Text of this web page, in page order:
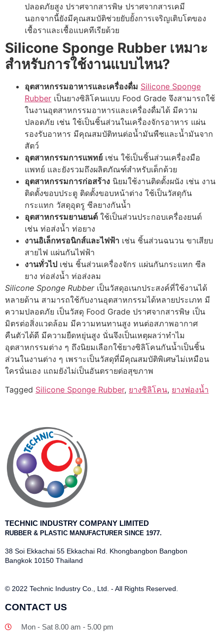
ปลอดภัยสูง ปราศจากสารพิษ ปราศจากสารเคมี
นอกจากนี้ยังมีคุณสมบัติช่วยยับยั้งการเจริญเติบโตของ
เชื้อราและเชื้อแบคทีเรียด้วย
Silicone Sponge Rubber เหมาะ
สำหรับการใช้งานแบบไหน?
อุตสาหกรรมอาหารและเครื่องดื่ม Silicone Sponge
Rubber เป็นยางซิลิโคนแบบ Food Grade จึงสามารถใช้
ในงานอุตสาหกรรมอาหารและเครื่องดื่มได้ มีความ
ปลอดภัย เช่น ใช้เป็นชิ้นส่วนในเครื่องจักรอาหาร แผ่น
รองรับอาหาร มีคุณสมบัติทนต่อน้ำมันพืชและน้ำมันจาก
สัตว์
อุตสาหกรรมการแพทย์ เช่น ใช้เป็นชิ้นส่วนเครื่องมือ
แพทย์ และยังรวมถึงผลิตภัณฑ์สำหรับเด็กด้วย
อุตสาหกรรมการก่อสร้าง นิยมใช้งานติดตั้งผนัง เช่น งาน
ติดตั้งขอบประตู ติดตั้งขอบหน้าต่าง ใช้เป็นวัสดุกัน
กระแทก วัสดุอุดรู ซีลยางกันน้ำ
อุตสาหกรรมยานยนต์ ใช้เป็นส่วนประกอบเครื่องยนต์
เช่น ท่อส่งน้ำ ท่อยาง
งานอิเล็กทรอนิกส์และไฟฟ้า เช่น ชิ้นส่วนฉนวน ขาเสียบ
สายไฟ แผ่นกันไฟฟ้า
งานทั่วไป เช่น ชิ้นส่วนเครื่องจักร แผ่นกันกระแทก ซีล
ยาง ท่อส่งน้ำ ท่อส่งลม
Silicone Sponge Rubberเป็นวัสดุอเนกประสงค์ที่ใช้งานได้
หลายด้าน สามารถใช้กับงานอุตสาหกรรมได้หลายประเภท มี
ความปลอดภัย เป็นวัสดุ Food Grade ปราศจากสารพิษ เป็น
มิตรต่อสิ่งแวดล้อม มีความทนทานสูง ทนต่อสภาพอากาศ
คืนตัวได้ดี มีความยืดหยุ่นสูง นั่นจึงเป็นเหตุผลว่าทำไม
อุตสาหกรรมต่าง ๆ ถึงนิยมเลือกใช้ยางซิลิโคนกันน้ำเป็นชิ้น
ส่วนในงานต่าง ๆ เพราะเป็นวัสดุที่มีคุณสมบัติพิเศษไม่เหมือน
ใครนั่นเอง แถมยังไม่เป็นอันตรายต่อสุขภาพ
Tagged Silicone Sponge Rubber, ยางซิลิโคน, ยางฟองน้ำ
TECHNIC INDUSTRY COMPANY LIMITED
RUBBER & PLASTIC MANUFACTURER SINCE 1977.
38 Soi Ekkachai 55 Ekkachai Rd. Khongbangbon Bangbon
Bangkok 10150 Thailand
© 2022 Technic Industry Co., Ltd. - All Rights Reserved.
CONTACT US
Mon - Sat 8.00 am - 5.00 pm